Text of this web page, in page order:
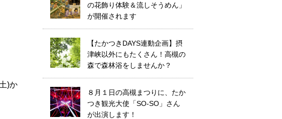
)か
の花飾り体験＆流しそうめん」
が開催されます
【たかつきDAYS連動企画】摂
津峡以外にもたくさん！高槻の
森で森林浴をしませんか？
８月１日の高槻まつりに、たか
つき観光大使「SO-SO」さん
が出演します！